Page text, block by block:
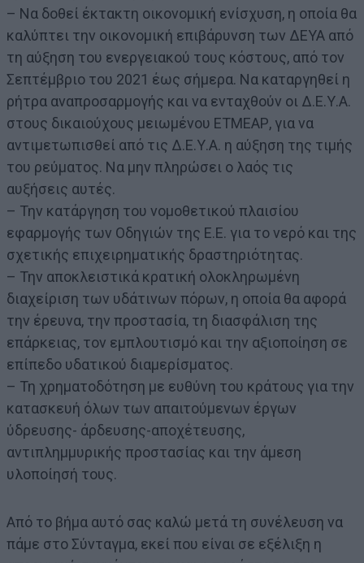
– Να δοθεί έκτακτη οικονομική ενίσχυση, η οποία θα
καλύπτει την οικονομική επιβάρυνση των ΔΕΥΑ από
τη αύξηση του ενεργειακού τους κόστους, από τον
Σεπτέμβριο του 2021 έως σήμερα. Να καταργηθεί η
ρήτρα αναπροσαρμογής και να ενταχθούν οι Δ.Ε.Υ.Α.
στους δικαιούχους μειωμένου ΕΤΜΕΑΡ, για να
αντιμετωπισθεί από τις Δ.Ε.Υ.Α. η αύξηση της τιμής
του ρεύματος. Να μην πληρώσει ο λαός τις
αυξήσεις αυτές.
– Την κατάργηση του νομοθετικού πλαισίου
εφαρμογής των Οδηγιών της Ε.Ε. για το νερό και της
σχετικής επιχειρηματικής δραστηριότητας.
– Την αποκλειστικά κρατική ολοκληρωμένη
διαχείριση των υδάτινων πόρων, η οποία θα αφορά
την έρευνα, την προστασία, τη διασφάλιση της
επάρκειας, τον εμπλουτισμό και την αξιοποίηση σε
επίπεδο υδατικού διαμερίσματος.
– Τη χρηματοδότηση με ευθύνη του κράτους για την
κατασκευή όλων των απαιτούμενων έργων
ύδρευσης- άρδευσης-αποχέτευσης,
αντιπλημμυρικής προστασίας και την άμεση
υλοποίησή τους.
Από το βήμα αυτό σας καλώ μετά τη συνέλευση να
πάμε στο Σύνταγμα, εκεί που είναι σε εξέλιξη η